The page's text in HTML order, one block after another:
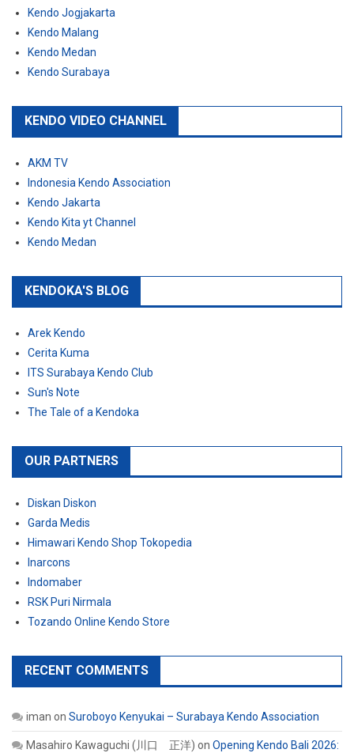
Kendo Jogjakarta
Kendo Malang
Kendo Medan
Kendo Surabaya
KENDO VIDEO CHANNEL
AKM TV
Indonesia Kendo Association
Kendo Jakarta
Kendo Kita yt Channel
Kendo Medan
KENDOKA'S BLOG
Arek Kendo
Cerita Kuma
ITS Surabaya Kendo Club
Sun's Note
The Tale of a Kendoka
OUR PARTNERS
Diskan Diskon
Garda Medis
Himawari Kendo Shop Tokopedia
Inarcons
Indomaber
RSK Puri Nirmala
Tozando Online Kendo Store
RECENT COMMENTS
iman on Suroboyo Kenyukai – Surabaya Kendo Association
Masahiro Kawaguchi (川口 正洋) on Opening Kendo Bali 2026: